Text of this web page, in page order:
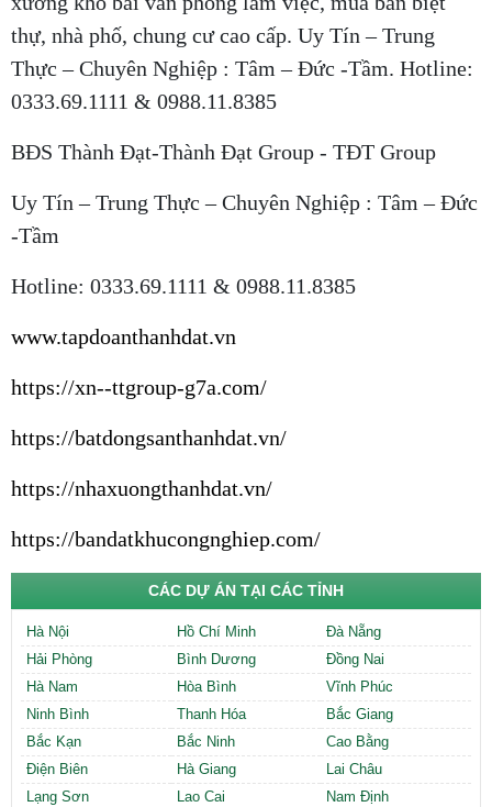
thự, nhà phố, chung cư cao cấp. Uy Tín – Trung
Thực – Chuyên Nghiệp : Tâm – Đức -Tầm. Hotline:
0333.69.1111 & 0988.11.8385
BĐS Thành Đạt-Thành Đạt Group - TĐT Group
Uy Tín – Trung Thực – Chuyên Nghiệp : Tâm – Đức
-Tầm
Hotline: 0333.69.1111 & 0988.11.8385
www.tapdoanthanhdat.vn
https://xn--ttgroup-g7a.com/
https://batdongsanthanhdat.vn/
https://nhaxuongthanhdat.vn/
https://bandatkhucongnghiep.com/
CÁC DỰ ÁN TẠI CÁC TỈNH
Hà Nội Hồ Chí Minh
Đà Nẵng
Hải Phòng
Bình Dương
Đồng Nai
Hà Nam
Hòa Bình
Vĩnh Phúc
Ninh Bình
Thanh Hóa
Bắc Giang
Bắc Kạn
Bắc Ninh
Cao Bằng
Điện Biên
Hà Giang
Lai Châu
Lạng Sơn
Lao Cai
Nam Định